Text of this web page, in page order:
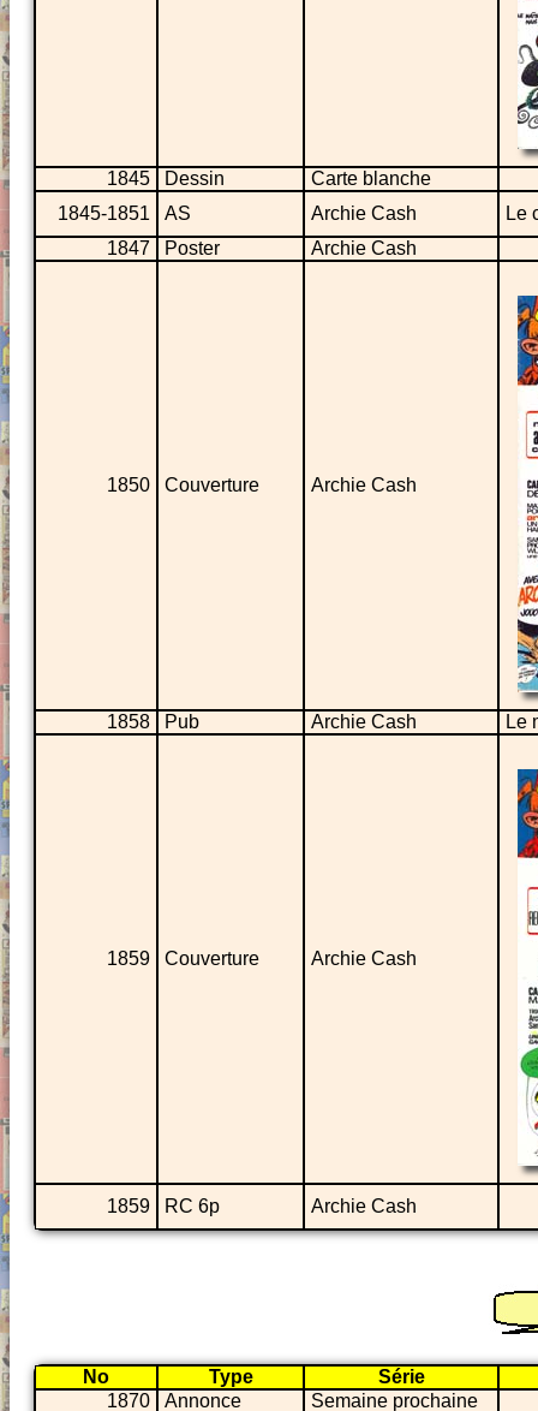
1845 Dessin
Carte blanche
1845-1851
AS Archie Cash
Le
1847
Poster Archie Cash
1850 Couverture Archie Cash
1858 Pub Archie Cash Le
1859 Couverture Archie Cash
1859 RC 6p Archie Cash
No Type
Série
1870
Annonce
Semaine prochaine